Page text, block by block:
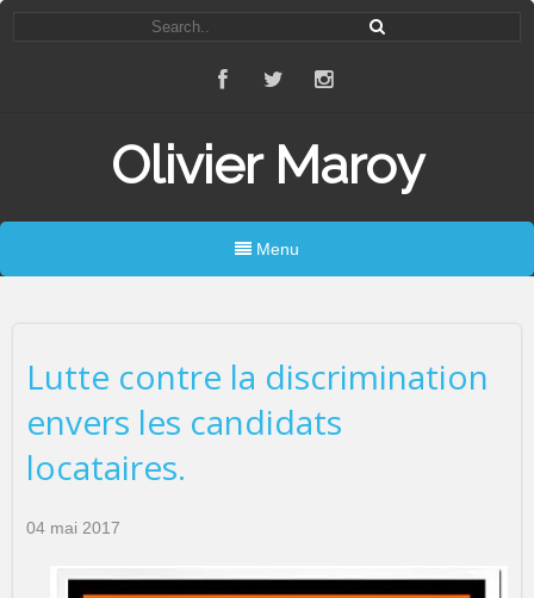
Olivier Maroy
Menu
Lutte contre la discrimination
envers les candidats
locataires.
04 mai 2017